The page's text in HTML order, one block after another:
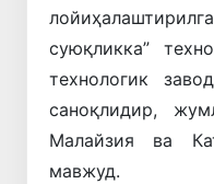
суюқликка”
технологик
саноқлидир,
Малайзия ва
мавжуд.